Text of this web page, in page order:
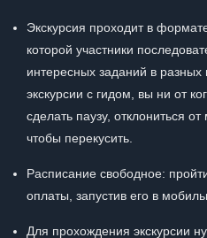
Экскурсия проходит в
которой участники
интересных заданий в
экскурсии с гидом, вы ни от
сделать паузу, отклониться
чтобы перекусить.
Расписание свободное:
оплаты, запустив его в
Для прохождения экскурсии